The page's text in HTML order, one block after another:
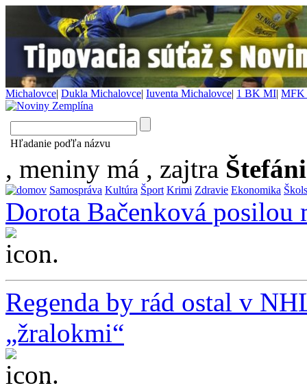
Michalovce| Dukla Michalovce| Iuventa Michalovce| 1 BK MI| MFK
Hľadanie poďľa názvu
, meniny má , zajtra
Samospráva Kultúra Šport Krimi Zdravie Ekonomika
Dorota Bačenková posilou
...
Regenda by rád ostal v
„žralokmi“
...